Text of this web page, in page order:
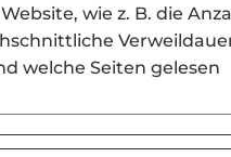
wie z. B. die
welche Seiten gelesen